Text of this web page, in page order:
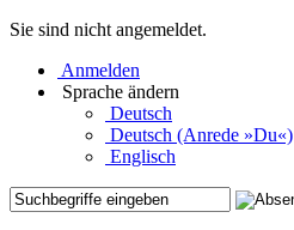
Sie sind nicht angemeldet.
Anmelden
Sprache ändern
Deutsch
Deutsch (Anrede »Du«)
Englisch